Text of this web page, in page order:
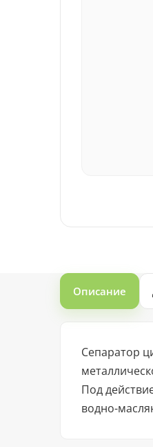
Описание
Сепаратор
Под
водно-